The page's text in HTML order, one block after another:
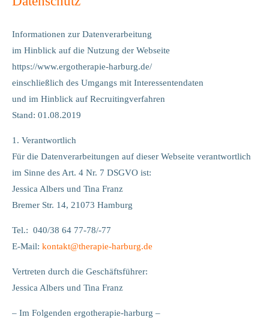
24h/ 365days
We offer support for our customers
Get in touch
376-293 City Road, Suite 600
San Francisco, CA 94102
Have any questions?
info@yourdomain.com
Informationen zur Datenverarbeitung
im Hinblick auf die Nutzung der Webseite
https://www.ergotherapie-harburg.de/
einschließlich des Umgangs mit Interessentendaten
und im Hinblick auf Recruitingverfahren
Stand: 01.08.2019
1. Verantwortlich
Für die Datenverarbeitungen auf dieser Webseite verantwortlich
im Sinne des Art. 4 Nr. 7 DSGVO ist:
Jessica Albers und Tina Franz
Bremer Str. 14, 21073 Hamburg
Tel.: 040/38 64 77-78/-77
E-Mail: kontakt@therapie-harburg.de
Vertreten durch die Geschäftsführer:
Jessica Albers und Tina Franz
– Im Folgenden ergotherapie-harburg –